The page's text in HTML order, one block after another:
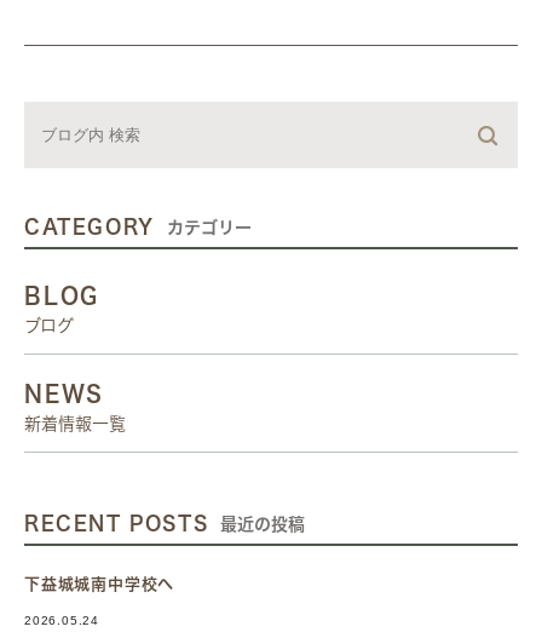
CATEGORY カテゴリー
BLOG
ブログ
NEWS
新着情報一覧
RECENT POSTS 最近の投稿
下益城城南中学校へ
2026.05.24